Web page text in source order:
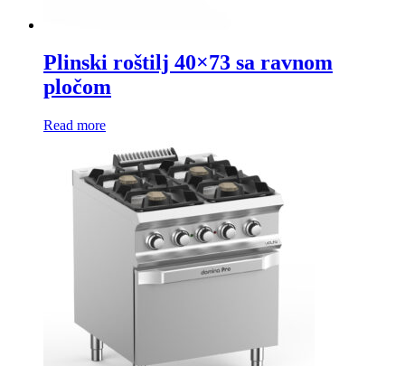
Plinski roštilj 40×73 sa ravnom
pločom
Read more